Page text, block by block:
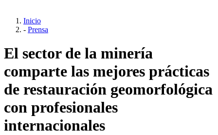
Inicio
- Prensa
El sector de la minería
comparte las mejores prácticas
de restauración geomorfológica
con profesionales
internacionales